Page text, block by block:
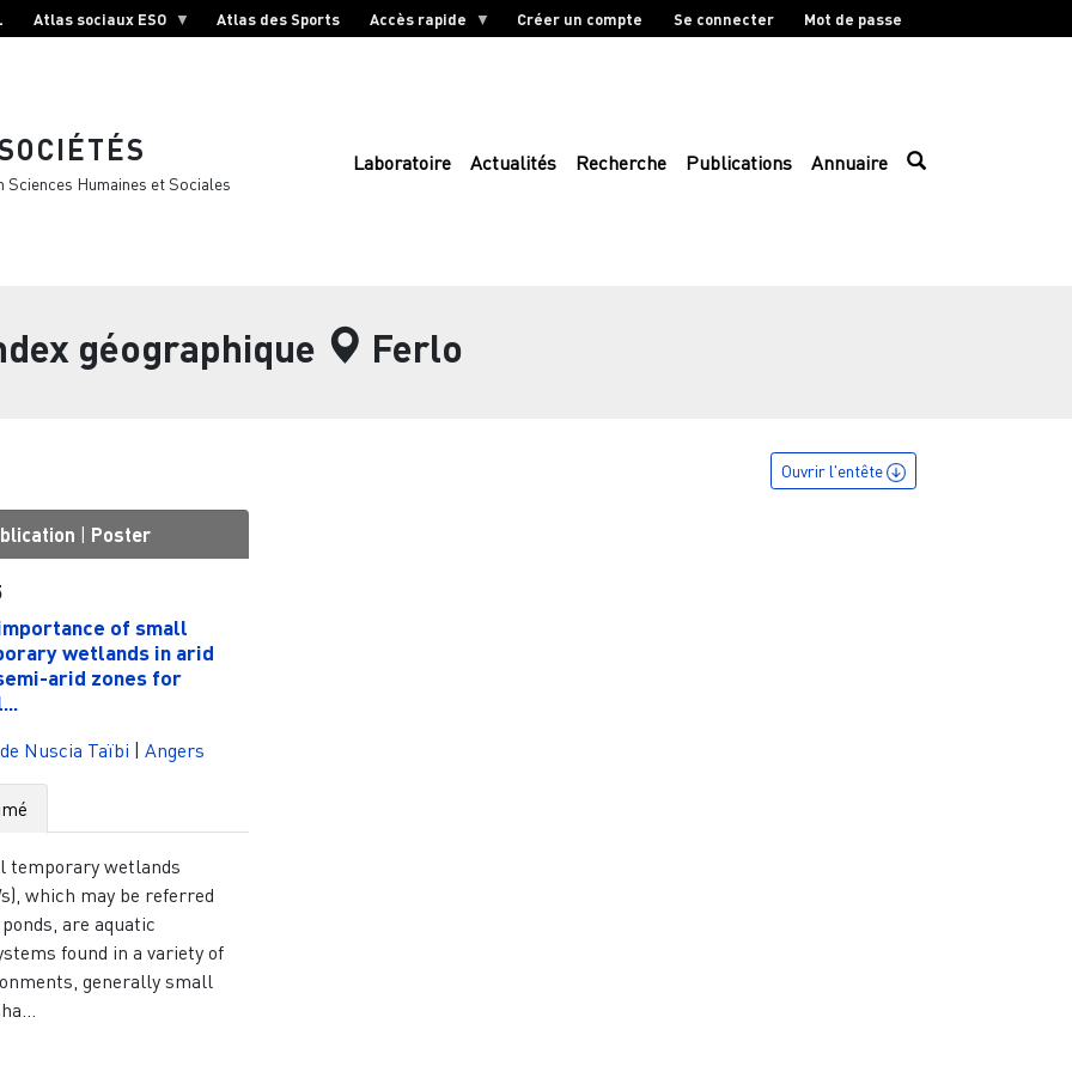
Atlas sociaux ESO Atlas des Sports Accès rapide Créer un compte Se connecter Mot de passe
Humaines et Sociales
Laboratoire Actualités Recherche Publications Annuaire
géographique Ferlo
Ouvrir l'entête
| Poster
of small
wetlands in arid
arid zones for
Nuscia Taïbi | Angers
temporary wetlands
which may be referred
are aquatic
found in a variety of
generally small